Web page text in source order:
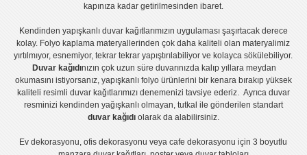
kapınıza kadar getirilmesinden ibaret.
Kendinden yapışkanlı duvar kağıtlarımızın uygulamasışaşırtacak derece
kolay. Folyo kaplama materyallerinden çok daha kaliteli olanmateryalimiz
yırtılmıyor, esnemiyor, tekrar tekrar yapıştırılabiliyor ve kolayca sökülebiliyor.
Duvar kağıdınızın çok uzun süre duvarınızda kalıp yıllara meydan
okumasını istiyorsanız, yapışkanlı folyoürünlerini bir kenara bırakıp yüksek
kaliteli resimli duvar kağıtlarımızı denemenizi tavsiye ederiz. Ayrıca duvar
resminizi kendinden yağışkanlı olmayan, tutkal ile gönderilen standart
duvar kağıdıolarak da alabilirsiniz.
Ev dekorasyonu,ofis dekorasyonu veyacafe dekorasyonu için3 boyutlu